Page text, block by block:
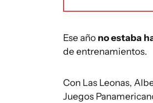
Ese año no estaba
de entrenamientos.
Con Las Leonas,
Juegos